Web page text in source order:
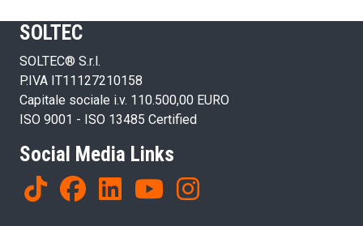
SOLTEC
SOLTEC® S.r.l.
P.IVA IT11127210158
Capitale sociale i.v. 110.500,00 EURO
ISO 9001 - ISO 13485 Certified
Social Media Links